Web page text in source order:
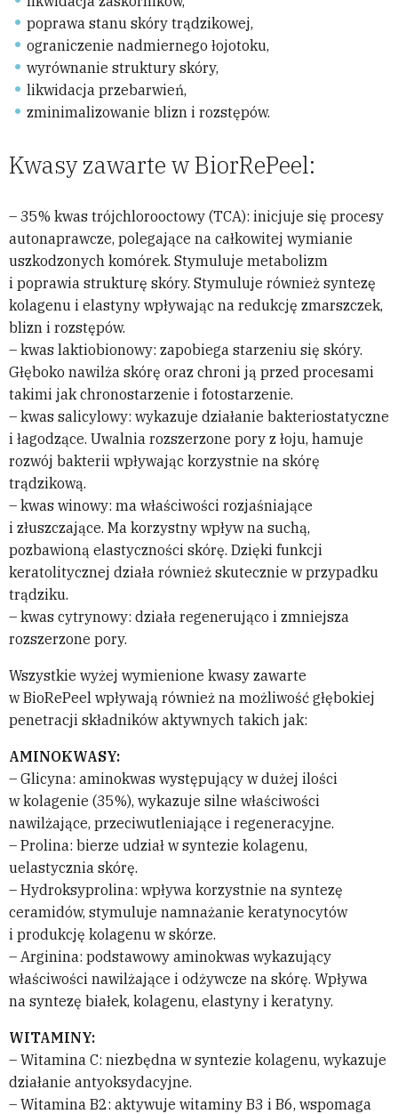
poprawa stanu skóry trądzikowej,
ograniczenie nadmiernego łojotoku,
wyrównanie struktury skóry,
likwidacja przebarwień,
zminimalizowanie blizn i rozstępów.
Kwasy zawarte w BiorRePeel:
– 35% kwas trójchlorooctowy (TCA): inicjuje się procesy
autonaprawcze, polegające na całkowitej wymianie
uszkodzonych komórek. Stymuluje metabolizm
i poprawia strukturę skóry. Stymuluje również syntezę
kolagenu i elastyny wpływając na redukcję zmarszczek,
blizn i rozstępów.
– kwas laktiobionowy: zapobiega starzeniu się skóry.
Głęboko nawilża skórę oraz chroni ją przed procesami
takimi jak chronostarzenie i fotostarzenie.
– kwas salicylowy: wykazuje działanie bakteriostatyczne
i łagodzące. Uwalnia rozszerzone pory z łoju, hamuje
rozwój bakterii wpływając korzystnie na skórę
trądzikową.
– kwas winowy: ma właściwości rozjaśniające
i złuszczające. Ma korzystny wpływ na suchą,
pozbawioną elastyczności skórę. Dzięki funkcji
keratolitycznej działa również skutecznie w przypadku
trądziku.
– kwas cytrynowy: działa regenerująco i zmniejsza
rozszerzone pory.
Wszystkie wyżej wymienione kwasy zawarte
w BioRePeel wpływają również na możliwość głębokiej
penetracji składników aktywnych takich jak:
AMINOKWASY:
– Glicyna: aminokwas występujący w dużej ilości
w kolagenie (35%), wykazuje silne właściwości
nawilżające, przeciwutleniające i regeneracyjne.
– Prolina: bierze udział w syntezie kolagenu,
uelastycznia skórę.
– Hydroksyprolina: wpływa korzystnie na syntezę
ceramidów, stymuluje namnażanie keratynocytów
i produkcję kolagenu w skórze.
– Arginina: podstawowy aminokwas wykazujący
właściwości nawilżające i odżywcze na skórę. Wpływa
na syntezę białek, kolagenu, elastyny i keratyny.
WITAMINY:
– Witamina C: niezbędna w syntezie kolagenu, wykazuje
działanie antyoksydacyjne.
– Witamina B2: aktywuje witaminy B3 i B6, wspomaga